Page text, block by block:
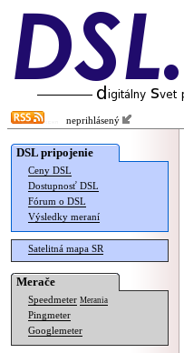
neprihlásený
DSL pripojenie
Ceny DSL
Dostupnosť DSL
Fórum o DSL
Výsledky meraní
Satelitná mapa SR
Merače
Speedmeter Merania
Pingmeter
Googlemeter